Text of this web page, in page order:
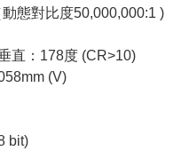
態對比度50,000,000:1 )
直：178度 (CR>10)
(V)
bit)